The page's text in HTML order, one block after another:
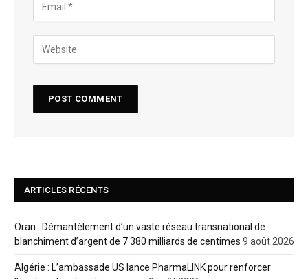
ARTICLES RÉCENTS
Oran : Démantèlement d’un vaste réseau transnational de
blanchiment d’argent de 7 380 milliards de centimes 9 août 2026
Algérie : L’ambassade US lance PharmaLINK pour renforcer